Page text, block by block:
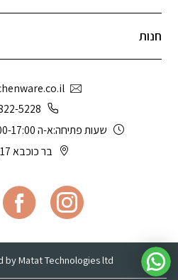
חנות
5228
שעות פתיחה:א-ה 09:00-17:00 יום ו 09:00-13:00
בר כוכבא 17,רחובות.
by Matat Technologies ltd